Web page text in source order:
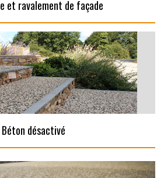
et ravalement de façade
Béton désactivé